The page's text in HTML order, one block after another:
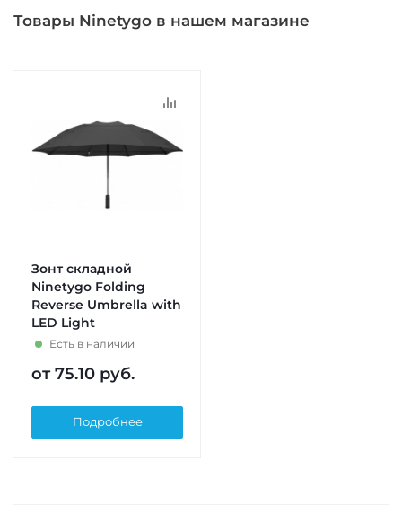
Товары Ninetygo в нашем магазине
Зонт складной
Ninetygo Folding
Reverse Umbrella with
LED Light
Есть в наличии
от75.10 руб.
Подробнее